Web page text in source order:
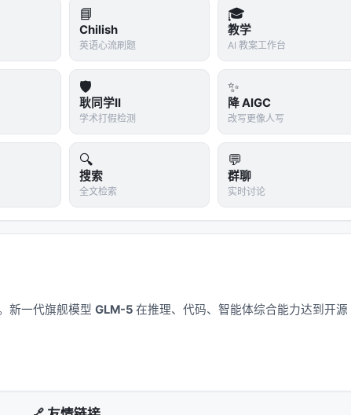
编码器、双塔稠密检索、late interaction、再到生成式检索与
果-可维护性三角中寻找平衡。稠密检索以近似最近邻搜索
感；交叉编码器精度高但无法预计算文档表示；生成式方法
，从矩阵分解、深度 CTR、序列 Transformer 到 LLM 指令
在于：用户行为稀疏、物品_catalog_巨大、且业务目标多维
线上推理成本与幻觉风险要求谨慎的系统设计。 RAG 与
检索」扩展为「可迭代、可验证、可规划」的过程，评测也
确率、多跳推理链完整性等过程指标。
| 数据 | 训练/索引是否含 PII？版本如何管理？ | 分区索
| p99 预算多少？检索几步？ | 级联+早停、缓存热门查
线上 CTR/满意度？ | 交错实验、人工审计样本、引用校验 |
密混合 |
📘
Chilish
英语心流刷题
🎓
教学
AI 教案工作台
🛡️
耿同学II
学术打假检测
✨
降 AIGC
改写更像人写
🔍
搜索
全文检索
💬
群聊
实时讨论
新一代旗舰模型 GLM-5 在推理、代码、智能体综合能力达到开源